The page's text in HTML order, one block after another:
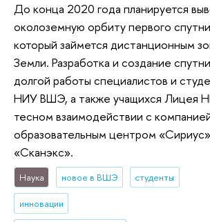
До конца 2020 года планируется
околоземную орбиту первого
который займется дистанционным
Земли. Разработка и создание
долгой работы специалистов и
НИУ ВШЭ, а также учащихся Лицея
тесном взаимодействии с
образовательным центром
«Сканэкс».
Наука новое в ВШЭ студенты
инновации